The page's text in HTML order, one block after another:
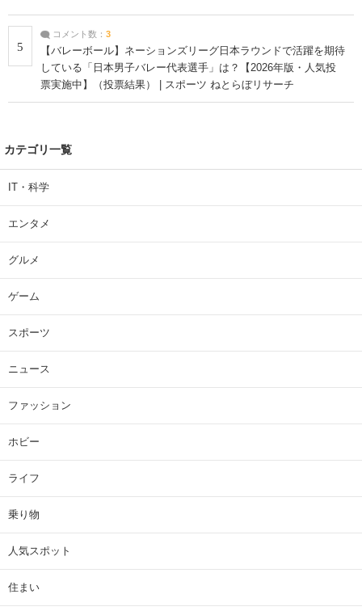
5
コメント数： 3
【バレーボール】ネーションズリーグ日本ラウンドで活躍を期待
している「日本男子バレー代表選手」は？【2026年版・人気投
票実施中】（投票結果） | スポーツ ねとらぼリサーチ
カテゴリ一覧
IT・科学
エンタメ
グルメ
ゲーム
スポーツ
ニュース
ファッション
ホビー
ライフ
乗り物
人気スポット
住まい